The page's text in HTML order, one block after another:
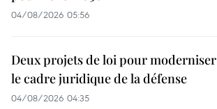
04/08/2026 05:56
Deux projets de loi pour moderniser
le cadre juridique de la défense
04/08/2026 04:35